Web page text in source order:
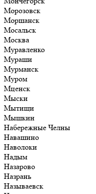
Морозовск
Моршанск
Мосальск
Москва
Муравленко
Мураши
Мурманск
Муром
Мценск
Мыски
Мытищи
Мышкин
Набережные Челны
Навашино
Наволоки
Надым
Назарово
Назрань
Называевск